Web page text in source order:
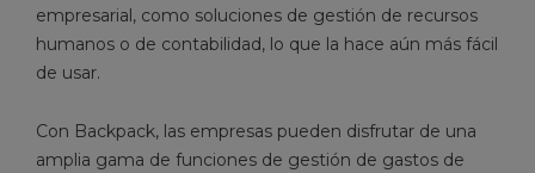
empresarial, como soluciones de gestión de recursos
humanos o de contabilidad, lo que la hace aún más fácil
de usar.
Con Backpack, las empresas pueden disfrutar de una
amplia gama de funciones de gestión de gastos de